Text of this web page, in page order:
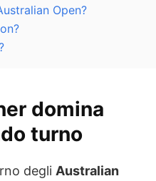
Open?
domina
turno
degli Australian